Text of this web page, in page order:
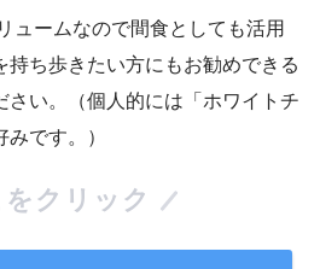
ュームなので間食としても活用
持ち歩きたい方にもお勧めできる
さい。（個人的には「ホワイトチ
です。）
クリック